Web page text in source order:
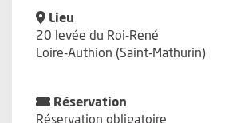
Lieu
20 levée du Roi-René
Loire-Authion (Saint-Mathurin)
Réservation
Réservation obligatoire